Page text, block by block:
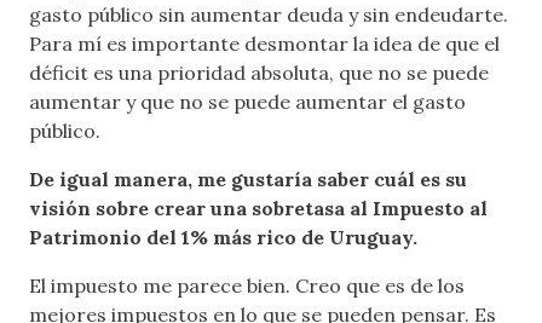
gasto público sin aumentar deuda y sin endeudarte.
Para mí es importante desmontar la idea de que el
déficit es una prioridad absoluta, que no se puede
aumentar y que no se puede aumentar el gasto
público.
De igual manera, me gustaría saber cuál es su
visión sobre crear una sobretasa al Impuesto al
Patrimonio del 1% más rico de Uruguay.
El impuesto me parece bien. Creo que es de los
mejores impuestos en lo que se pueden pensar. Es